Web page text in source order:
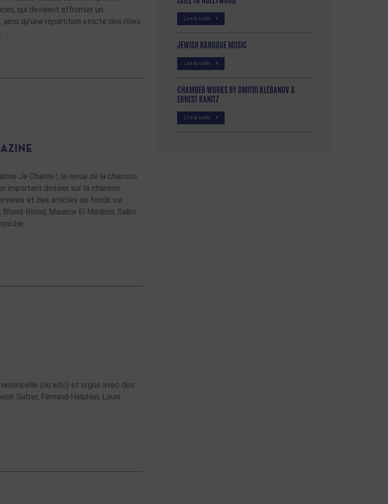
qui devaient affronter un
ainsi qu’une répartition stricte des rôles
…
Je Chante !, la revue de la chanson
important dossier sur la chanson
et des articles de fonds sur
Blond, Maurice El Médioni, Salim
…
(ou alto) et orgue avec des
Sulzer, Fernand Halphen, Louis
Lire la suite
JEWISH BAROQUE MUSIC
Lire la suite
CHAMBER WORKS BY DMITRI KLEBANOV &
ERNEST KANITZ
Lire la suite